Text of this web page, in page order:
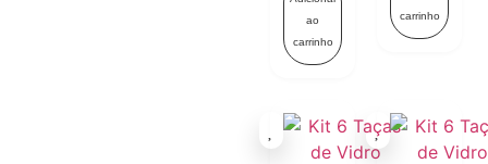
ao
carrinho
carrinho